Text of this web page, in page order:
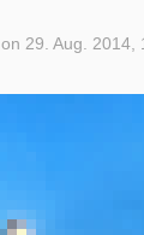
on29. Aug. 2014,